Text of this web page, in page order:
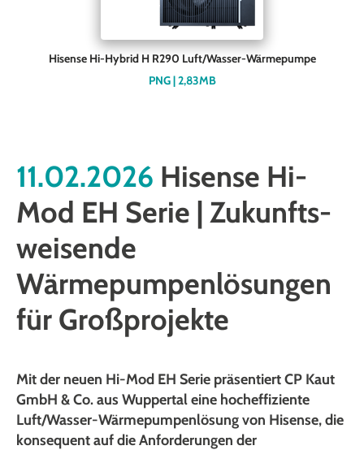
Hisense Hi-Hybrid H R290 Luft/Wasser-Wärmepumpe
PNG | 2,83MB
11.02.2026 Hisense Hi-
Mod EH Serie | Zukunfts­
weisende
Wärmepumpen­lösungen
für Großprojekte
Mit der neuen Hi-Mod EH Serie präsentiert CP Kaut
GmbH & Co. aus Wuppertal eine hocheffiziente
Luft/Wasser-Wärmepumpenlösung von Hisense, die
konsequent auf die Anforderungen der